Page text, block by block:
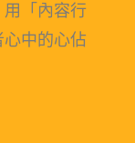
用「內容行
中的心佔